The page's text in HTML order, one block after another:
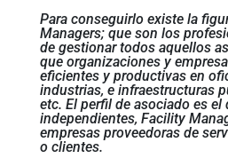
Para conseguirlo existe la
Managers; que son los
de gestionar todos aquellos
que organizaciones y
eficientes y productivas en
industrias, e infraestructuras
etc. El perfil de asociado es el
independientes, Facility
empresas proveedoras de
o clientes.